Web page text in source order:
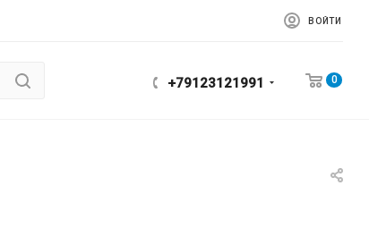
ВОЙТИ
+79123121991 0